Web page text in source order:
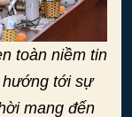
toàn niềm tin
hướng tới sự
mang đến